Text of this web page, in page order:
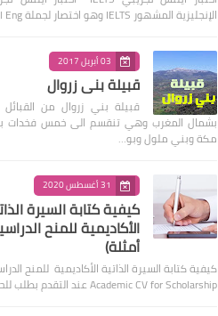
الإنجليزية المشهور IELTS وهو اختصار لجملة International Eng…
03 أبريل 2017
قبيلة بني زروال
قبيلة بني زروال من القبائل
بشمال المغرب وهي تنقسم الى خمس فخدات
مكة وبني ملول وبو…
31 أغسطس 2020
كيفية كتابة السيرة
أمثلة)
Academic CV for Scholarship عند التقدم بطلب للحصو…